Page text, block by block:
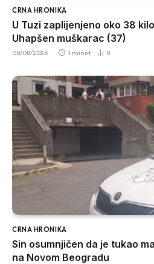
CRNA HRONIKA
U Tuzi zaplijenjeno oko 38
Uhapšen muškarac (37)
08/08/2026 1 minut 8
CRNA HRONIKA
Sin osumnjičen da je tukao
na Novom Beogradu